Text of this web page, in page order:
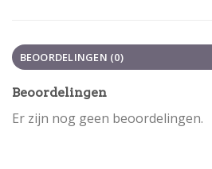
BEOORDELINGEN (0)
Beoordelingen
Er zijn nog geen beoordelingen.